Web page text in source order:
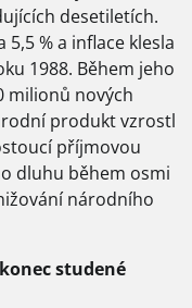
desetiletích.
5,5 % a inflace klesla
1988. Během jeho
milionů nových
produkt vzrostl
příjmovou
dluhu během osmi
národního
studené